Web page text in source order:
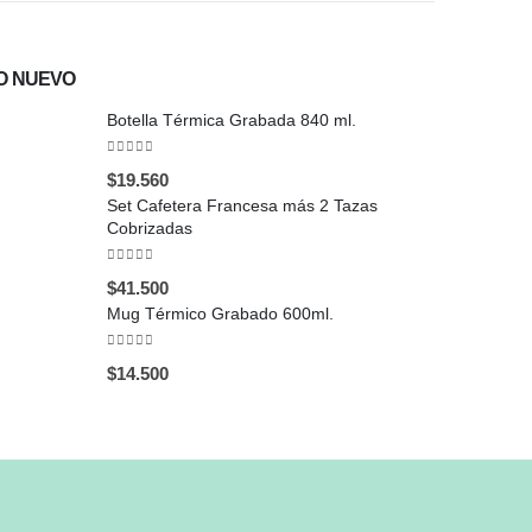
NUEVO
Botella Térmica Grabada 840 ml.
$19.560
Set Cafetera Francesa más 2 Tazas
Cobrizadas
$41.500
Mug Térmico Grabado 600ml.
$14.500